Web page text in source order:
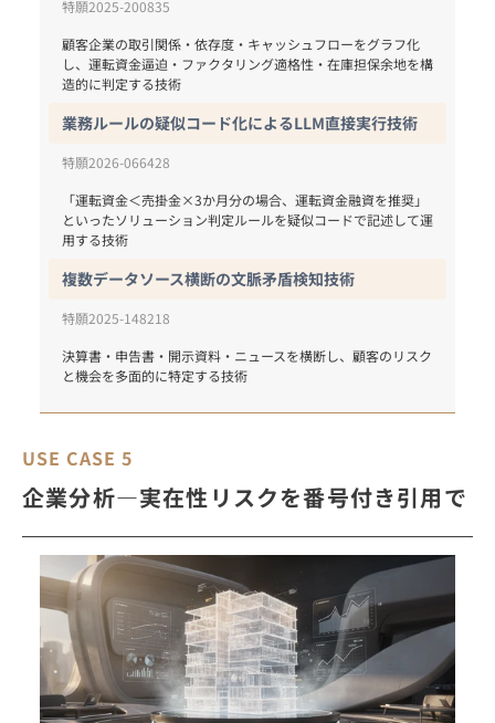
特願2025-200835
顧客企業の取引関係・依存度・キャッシュフローをグラフ化
し、運転資金逼迫・ファクタリング適格性・在庫担保余地を構
造的に判定する技術
業務ルールの疑似コード化によるLLM直接実行技術
特願2026-066428
「運転資金＜売掛金×3か月分の場合、運転資金融資を推奨」
といったソリューション判定ルールを疑似コードで記述して運
複数データソース横断の文脈矛盾検知技術
特願2025-148218
決算書・申告書・開示資料・ニュースを横断し、顧客のリスク
と機会を多面的に特定する技術
USE CASE 5
企業分析―実在性リスクを番号付き引用で